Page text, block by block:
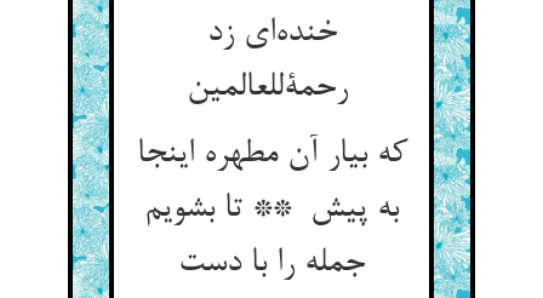
خنده‌ای زد
رحمةللعالمین
که بیار آن مطهره اینجا
به پیش ** تا بشویم
جمله را با دست